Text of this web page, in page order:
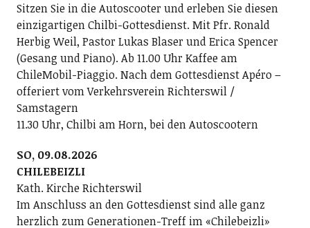
Sitzen Sie in die Autoscooter und erleben Sie diesen
einzigartigen Chilbi-Gottesdienst. Mit Pfr. Ronald
Herbig Weil, Pastor Lukas Blaser und Erica Spencer
(Gesang und Piano). Ab 11.00 Uhr Kaffee am
ChileMobil-Piaggio. Nach dem Gottesdienst Apéro –
offeriert vom Verkehrsverein Richterswil /
Samstagern
11.30 Uhr, Chilbi am Horn, bei den Autoscootern
SO, 09.08.2026
CHILEBEIZLI
Kath. Kirche Richterswil
Im Anschluss an den Gottesdienst sind alle ganz
herzlich zum Generationen-Treff im «Chilebeizli»